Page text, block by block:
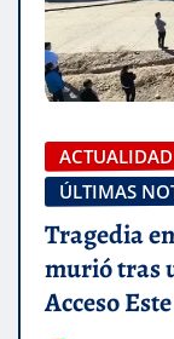
ACTUALIDAD
ÚLTIMAS
Tragedia
murió tras
Acceso Este